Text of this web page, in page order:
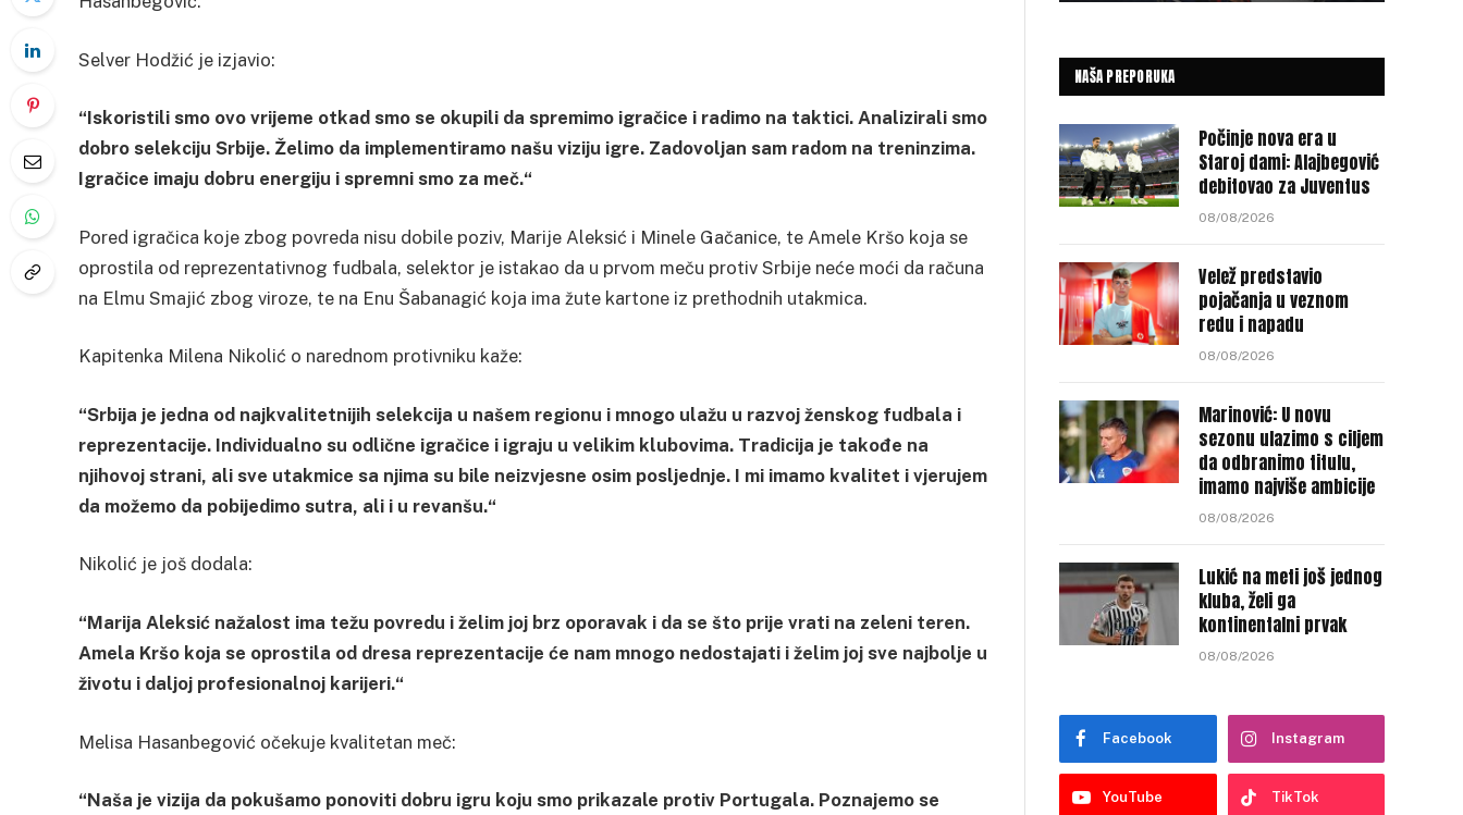
Selver Hodžić je izjavio:
“Iskoristili smo ovo vrijeme otkad smo se okupili da spremimo igračice i radimo na taktici. Analizirali smo
dobro selekciju Srbije. Želimo da implementiramo našu viziju igre. Zadovoljan sam radom na treninzima.
Igračice imaju dobru energiju i spremni smo za meč.“
Pored igračica koje zbog povreda nisu dobile poziv, Marije Aleksić i Minele Gačanice, te Amele Kršo koja se
oprostila od reprezentativnog fudbala, selektor je istakao da u prvom meču protiv Srbije neće moći da računa
na Elmu Smajić zbog viroze, te na Enu Šabanagić koja ima žute kartone iz prethodnih utakmica.
Kapitenka Milena Nikolić o narednom protivniku kaže:
“Srbija je jedna od najkvalitetnijih selekcija u našem regionu i mnogo ulažu u razvoj ženskog fudbala i
reprezentacije. Individualno su odlične igračice i igraju u velikim klubovima. Tradicija je takođe na
njihovoj strani, ali sve utakmice sa njima su bile neizvjesne osim posljednje. I mi imamo kvalitet i vjerujem
da možemo da pobijedimo sutra, ali i u revanšu.“
Nikolić je još dodala:
“Marija Aleksić nažalost ima težu povredu i želim joj brz oporavak i da se što prije vrati na zeleni teren.
Amela Kršo koja se oprostila od dresa reprezentacije će nam mnogo nedostajati i želim joj sve najbolje u
životu i daljoj profesionalnoj karijeri.“
Melisa Hasanbegović očekuje kvalitetan meč:
“Naša je vizija da pokušamo ponoviti dobru igru koju smo prikazale protiv Portugala. Poznajemo se
NAŠA PREPORUKA
Počinje nova era u
Staroj dami: Alajbegović
debitovao za Juventus
08/08/2026
Velež predstavio
pojačanja u veznom
redu i napadu
08/08/2026
Marinović: U novu
sezonu ulazimo s ciljem
da odbranimo titulu,
imamo najviše ambicije
08/08/2026
Lukić na meti još jednog
kluba, želi ga
kontinentalni prvak
08/08/2026
Facebook Instagram
YouTube TikTok